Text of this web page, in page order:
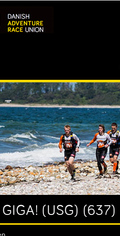
GIGA! (USG)